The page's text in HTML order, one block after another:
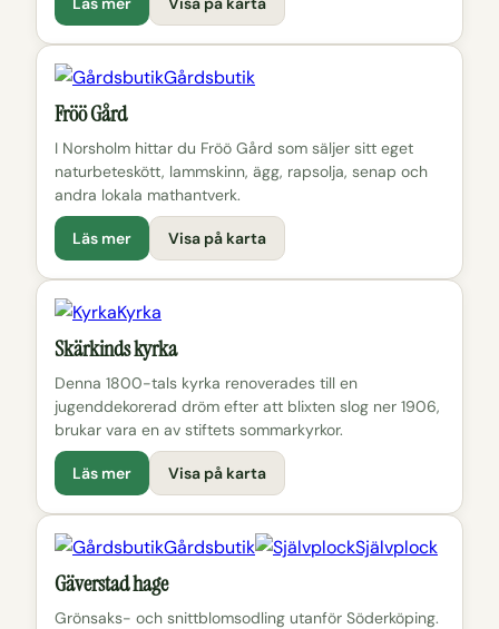
Gårdsbutik
Fröö Gård
I Norsholm hittar du Fröö Gård som säljer sitt eget
naturbeteskött, lammskinn, ägg, rapsolja, senap och
andra lokala mathantverk.
Läs mer Visa på karta
Kyrka
Skärkinds kyrka
Denna 1800-tals kyrka renoverades till en
jugenddekorerad dröm efter att blixten slog ner 1906,
brukar vara en av stiftets sommarkyrkor.
Läs mer Visa på karta
Gårdsbutik Självplock
Gäverstad hage
Grönsaks- och snittblomsodling utanför Söderköping.